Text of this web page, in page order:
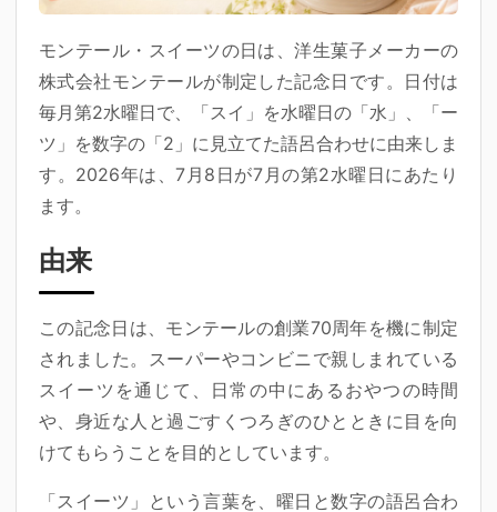
モンテール・スイーツの日は、洋生菓子メーカーの
株式会社モンテールが制定した記念日です。日付は
毎月第2水曜日で、「スイ」を水曜日の「水」、「ー
ツ」を数字の「2」に見立てた語呂合わせに由来しま
す。2026年は、7月8日が7月の第2水曜日にあたり
ます。
由来
この記念日は、モンテールの創業70周年を機に制定
されました。スーパーやコンビニで親しまれている
スイーツを通じて、日常の中にあるおやつの時間
や、身近な人と過ごすくつろぎのひとときに目を向
けてもらうことを目的としています。
「スイーツ」という言葉を、曜日と数字の語呂合わ